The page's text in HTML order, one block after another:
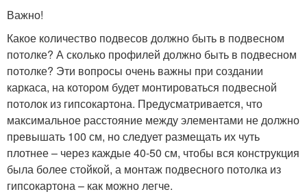
Важно!
Какое количество подвесов должно быть в подвесном
потолке? А сколько профилей должно быть в подвесном
потолке? Эти вопросы очень важны при создании
каркаса, на котором будет монтироваться подвесной
потолок из гипсокартона. Предусматривается, что
максимальное расстояние между элементами не должно
превышать 100 см, но следует размещать их чуть
плотнее – через каждые 40-50 см, чтобы вся конструкция
была более стойкой, а монтаж подвесного потолка из
гипсокартона – как можно легче.